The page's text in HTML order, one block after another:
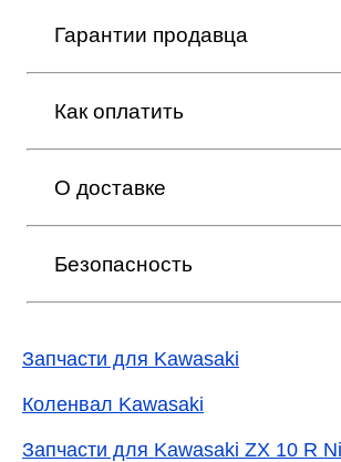
Гарантии продавца
Как оплатить
О доставке
Безопасность
Запчасти для Kawasaki
Коленвал Kawasaki
Запчасти для Kawasaki ZX 10 R